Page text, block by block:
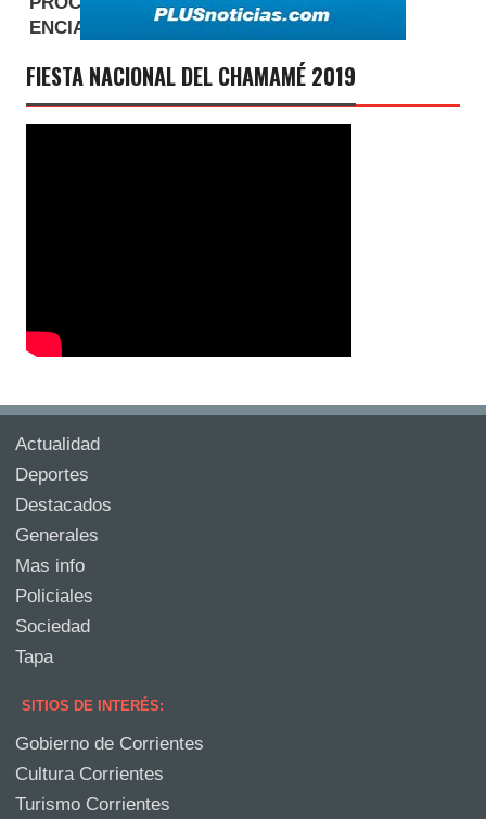
FIESTA NACIONAL DEL CHAMAMÉ 2019
Actualidad
Deportes
Destacados
Generales
Mas info
Policiales
Sociedad
Tapa
SITIOS DE INTERÉS:
Gobierno de Corrientes
Cultura Corrientes
Turismo Corrientes